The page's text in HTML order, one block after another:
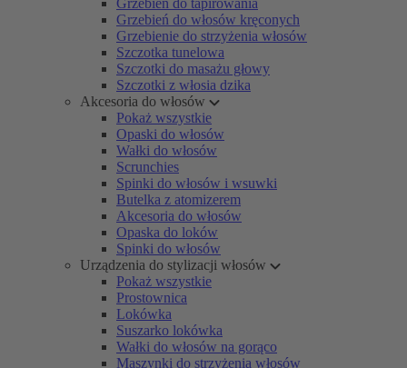
Grzebień do tapirowania
Grzebień do włosów kręconych
Grzebienie do strzyżenia włosów
Szczotka tunelowa
Szczotki do masażu głowy
Szczotki z włosia dzika
Akcesoria do włosów
Pokaż wszystkie
Opaski do włosów
Wałki do włosów
Scrunchies
Spinki do włosów i wsuwki
Butelka z atomizerem
Akcesoria do włosów
Opaska do loków
Spinki do włosów
Urządzenia do stylizacji włosów
Pokaż wszystkie
Prostownica
Lokówka
Suszarko lokówka
Wałki do włosów na gorąco
Maszynki do strzyżenia włosów